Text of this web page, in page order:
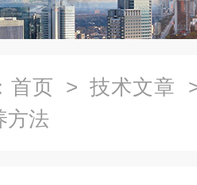
首页 > 技术文章
方法